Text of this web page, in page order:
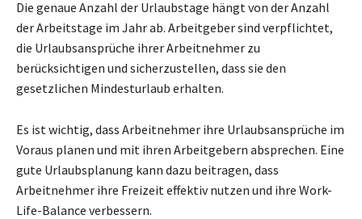
Die genaue Anzahl der Urlaubstage hängt von der Anzahl
der Arbeitstage im Jahr ab. Arbeitgeber sind verpflichtet,
die Urlaubsansprüche ihrer Arbeitnehmer zu
berücksichtigen und sicherzustellen, dass sie den
gesetzlichen Mindesturlaub erhalten.
Es ist wichtig, dass Arbeitnehmer ihre Urlaubsansprüche im
Voraus planen und mit ihren Arbeitgebern absprechen. Eine
gute Urlaubsplanung kann dazu beitragen, dass
Arbeitnehmer ihre Freizeit effektiv nutzen und ihre Work-
Life-Balance verbessern.